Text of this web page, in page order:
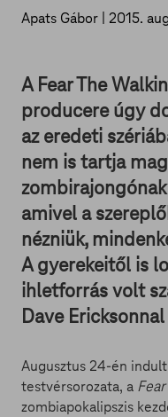
Apats Gábor | 2015.
A Fear The
producere úgy
az eredeti
nem is tartja
amivel a
nézniük,
A gyerekeitől is
ihletforrás volt
Dave
Augusztus 24-én
testvérsorozata, a
zombiapokalipszis